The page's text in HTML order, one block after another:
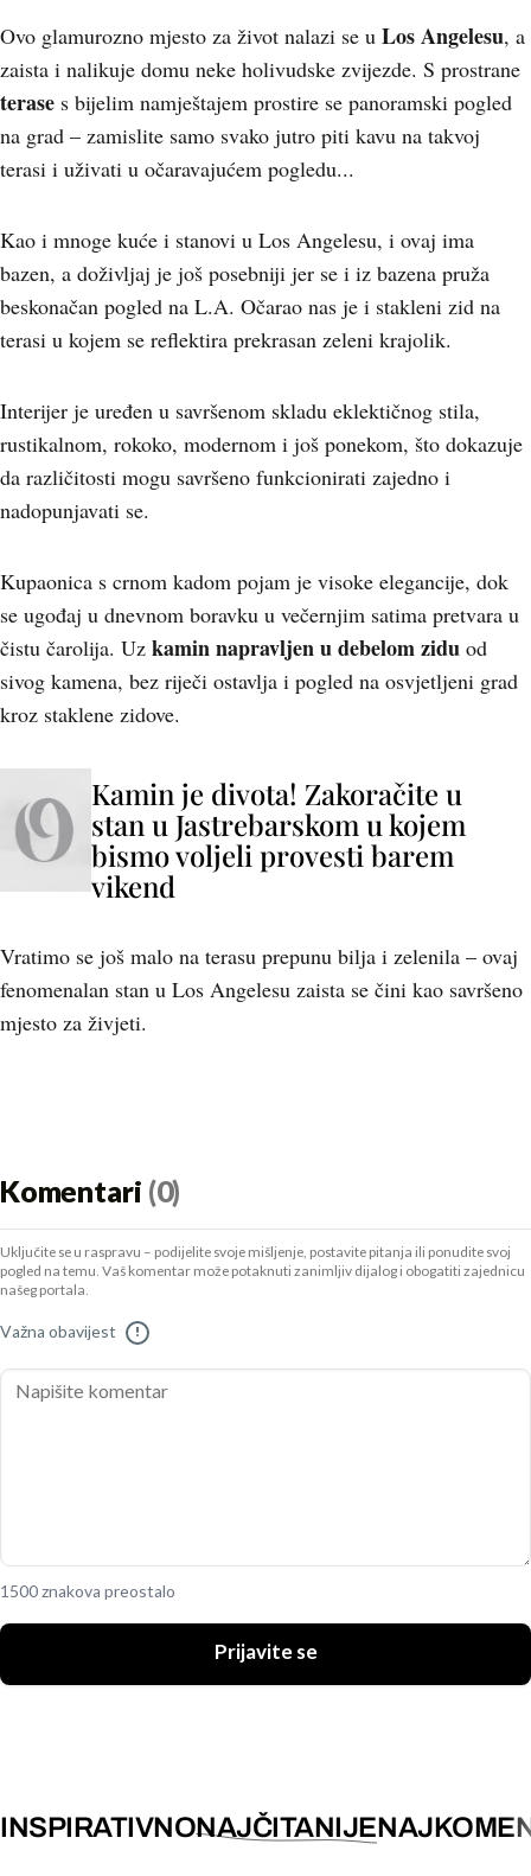
Ovo glamurozno mjesto za život nalazi se u Los Angelesu, a
zaista i nalikuje domu neke holivudske zvijezde. S prostrane
terase s bijelim namještajem prostire se panoramski pogled
na grad – zamislite samo svako jutro piti kavu na takvoj
terasi i uživati u očaravajućem pogledu...
Kao i mnoge kuće i stanovi u Los Angelesu, i ovaj ima
bazen, a doživljaj je još posebniji jer se i iz bazena pruža
beskonačan pogled na L.A. Očarao nas je i stakleni zid na
terasi u kojem se reflektira prekrasan zeleni krajolik.
Interijer je uređen u savršenom skladu eklektičnog stila,
rustikalnom, rokoko, modernom i još ponekom, što dokazuje
da različitosti mogu savršeno funkcionirati zajedno i
nadopunjavati se.
Kupaonica s crnom kadom pojam je visoke elegancije, dok
se ugođaj u dnevnom boravku u večernjim satima pretvara u
čistu čarolija. Uz kamin napravljen u debelom zidu od
sivog kamena, bez riječi ostavlja i pogled na osvjetljeni grad
kroz staklene zidove.
Kamin je divota! Zakoračite u
stan u Jastrebarskom u kojem
bismo voljeli provesti barem
vikend
Vratimo se još malo na terasu prepunu bilja i zelenila – ovaj
fenomenalan stan u Los Angelesu zaista se čini kao savršeno
mjesto za živjeti.
Komentari (0)
Uključite se u raspravu – podijelite svoje mišljenje, postavite pitanja ili ponudite svoj
pogled na temu. Vaš komentar može potaknuti zanimljiv dijalog i obogatiti zajednicu
našeg portala.
Važna obavijest !
1500 znakova preostalo
Prijavite se
INSPIRATIVNONAJČITANIJE